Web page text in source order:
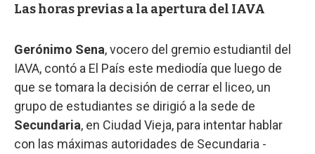
Las horas previas a la apertura del IAVA
Gerónimo Sena, vocero del gremio estudiantil del
IAVA, contó a El País este mediodía que luego de
que se tomara la decisión de cerrar el liceo, un
grupo de estudiantes se dirigió a la sede de
Secundaria, en Ciudad Vieja, para intentar hablar
con las máximas autoridades de Secundaria -